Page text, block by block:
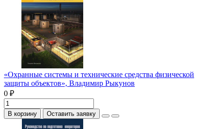
«Охранные системы и технические средства физической
защиты объектов», Владимир Рыкунов
0 ₽
В корзину Оставить заявку